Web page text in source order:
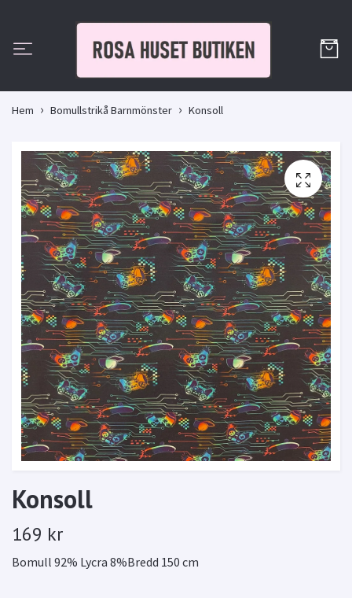
Hem Bomullstrikå Barnmönster Konsoll
Konsoll
169 kr
Bomull 92% Lycra 8%Bredd 150 cm